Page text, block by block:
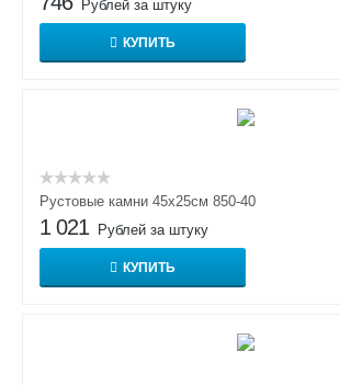
Рублей за штуку
КУПИТЬ
Рустовые камни 45х25см 850-40
1 021 Рублей за штуку
КУПИТЬ